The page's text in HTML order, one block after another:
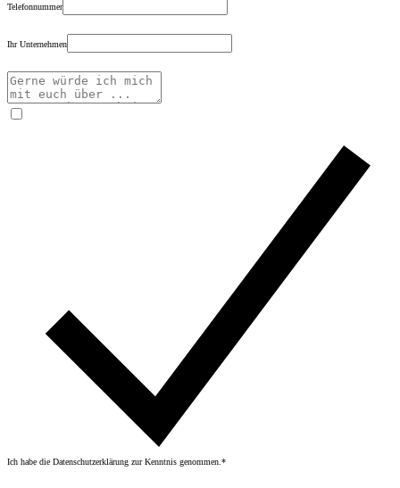
Telefonnummer
Ihr Unternehmen
Ich habe die Datenschutzerklärung zur Kenntnis genommen.*